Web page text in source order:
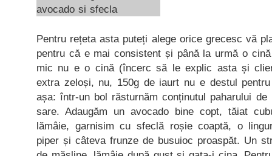
Pentru rețeta asta puteți alege orice grecesc vă
pentru că e mai consistent și până la urmă o
mic nu e o cină (încerc să le explic asta și
extra zeloși, nu, 150g de iaurt nu e destul
așa: într-un bol răsturnăm conținutul paharului
sare. Adaugăm un avocado bine copt, tăiat
lămâie, garnisim cu sfeclă roșie coaptă, o
piper și câteva frunze de busuioc proaspăt. Un